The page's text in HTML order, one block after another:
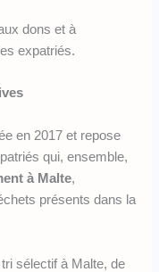
dons et à
expatriés.
en 2017 et repose
qui, ensemble,
à Malte,
présents dans la
sélectif à Malte, de